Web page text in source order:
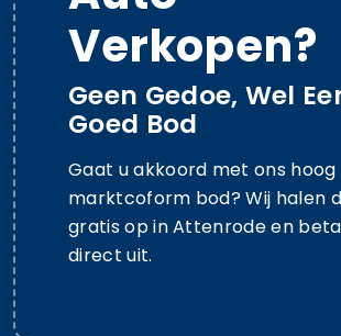
Verkopen?
Geen Gedoe, Wel
Goed Bod
Gaat u akkoord met ons hoog
marktcoform bod? Wij halen
gratis op in Attenrode en
direct uit.